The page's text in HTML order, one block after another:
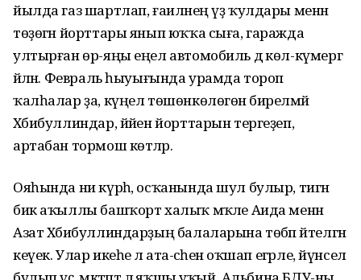
йылда газ шартлап, ғаиләнең үҙ ҡулдары менән
төҙөгән йорттары янып юҡҡа сыға, гаражда
ултырған өр-яңы еңел автомобиль дә көл-күмергә
әйләнә. Февраль һыуығында урамда тороп
ҡалһалар ҙа, күңел төшөнкөлөгөнә бирелмәй
Хәбибуллиндар, йәйен йорттарын тергеҙеп,
артабан тормош көтәләр.
Ояһында ни күрһә, осҡанында шул булыр, тигән
бик аҡыллы башҡорт халыҡ мәҡәле Аида менән
Азат Хәбибуллиндарҙың балаларына төбәп әйтелгән
кеүек. Улар икеһе лә ата-әсәһенә оҡшап егәрле, йүнсел